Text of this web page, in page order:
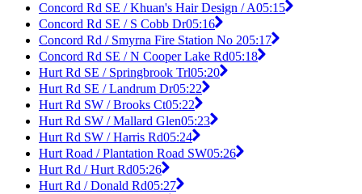
Concord Rd SE / Khuan's Hair Design / A05:15
Concord Rd SE / S Cobb Dr05:16
Concord Rd / Smyrna Fire Station No 205:17
Concord Rd SE / N Cooper Lake Rd05:18
Hurt Rd SE / Springbrook Trl05:20
Hurt Rd SE / Landrum Dr05:22
Hurt Rd SW / Brooks Ct05:22
Hurt Rd SW / Mallard Glen05:23
Hurt Rd SW / Harris Rd05:24
Hurt Road / Plantation Road SW05:26
Hurt Rd / Hurt Rd05:26
Hurt Rd / Donald Rd05:27